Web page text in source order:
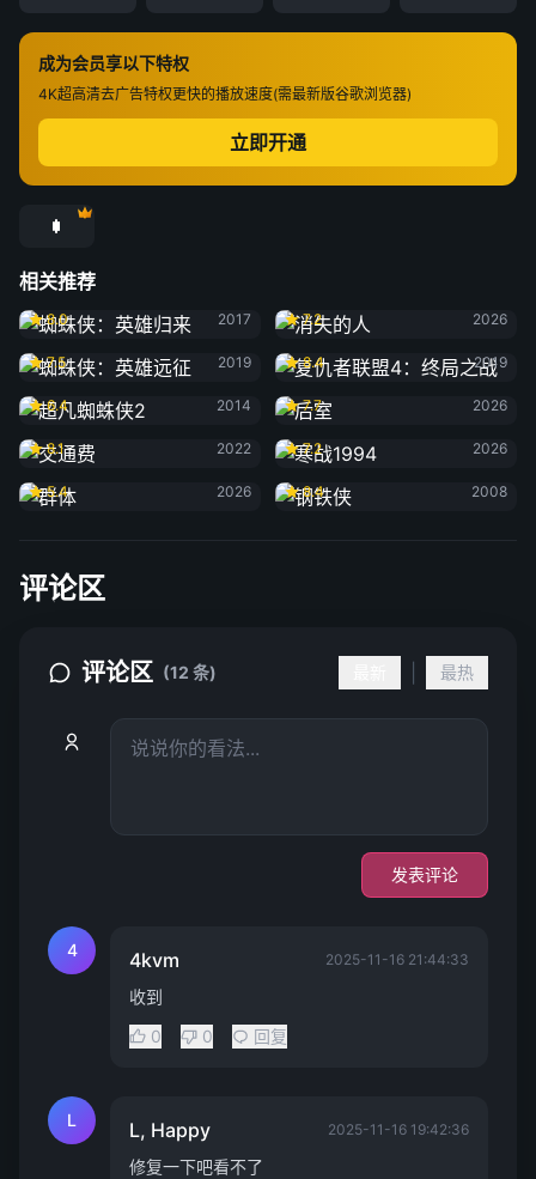
成为会员享以下特权
4K超高清去广告特权更快的播放速度(需最新版谷歌浏览器)
立即开通
相关推荐
蜘蛛侠：英雄归来
8.0
2017
7.2
2026
蜘蛛侠：英雄远征
7.5
2019
复仇者联盟4：终局之战
8.4
2019
超凡蜘蛛侠2
6.4
2014
后室
7.7
2026
交通费
8.1
2022
寒战1994
7.2
2026
群体
5.4
2026
钢铁侠
8.4
2008
评论区
评论区 (12 条) 最热
发表评论
4 4kvm 2025-11-16 21:44:33
收到
0
0 回复
L L, Happy 2025-11-16 19:42:36
修复一下吧看不了